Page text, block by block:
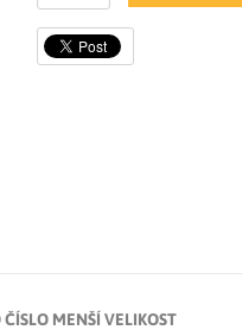
MENŠÍ VELIKOST